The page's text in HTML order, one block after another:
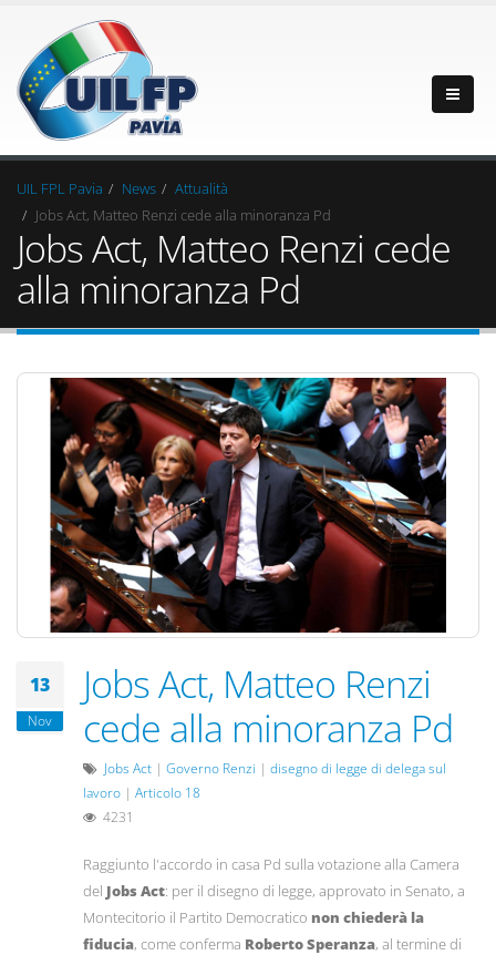
UIL FPL Pavia News
Attualità
Jobs Act, Matteo Renzi cede alla minoranza Pd
Jobs Act, Matteo Renzi cede
alla minoranza Pd
13
Nov
Jobs Act, Matteo Renzi
cede alla minoranza Pd
Jobs Act | Governo Renzi | disegno di legge di delega sul
lavoro | Articolo 18
4231
Raggiunto l'accordo in casa Pd sulla votazione alla Camera
del Jobs Act: per il disegno di legge, approvato in Senato, a
Montecitorio il Partito Democratico non chiederà la
fiducia, come conferma Roberto Speranza, al termine di